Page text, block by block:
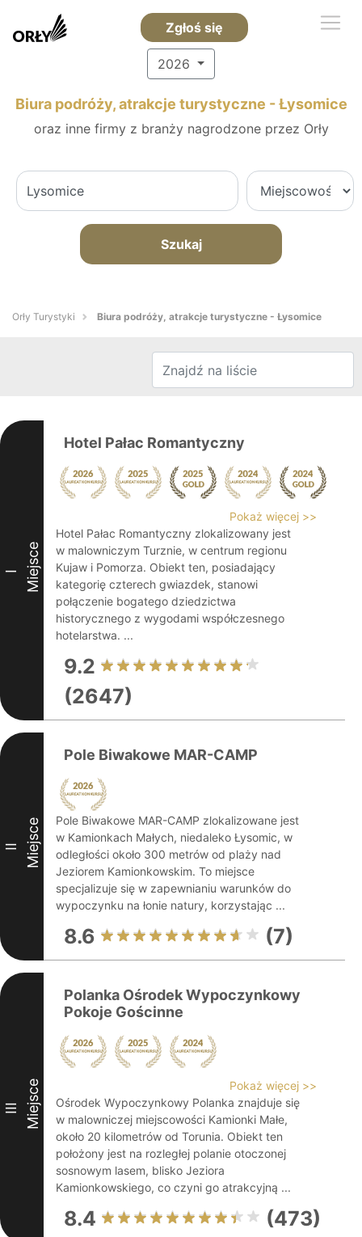
Zgłoś się
2026
Biura podróży, atrakcje turystyczne - Łysomice
oraz inne firmy z branży nagrodzone przez Orły
Szukaj
Orły Turystyki Biura podróży, atrakcje turystyczne - Łysomice
I Miejsce
Hotel Pałac Romantyczny
Pokaż więcej >>
Hotel Pałac Romantyczny zlokalizowany jest
w malowniczym Turznie, w centrum regionu
Kujaw i Pomorza. Obiekt ten, posiadający
kategorię czterech gwiazdek, stanowi
połączenie bogatego dziedzictwa
historycznego z wygodami współczesnego
hotelarstwa. ...
9.2
(2647)
II Miejsce
Pole Biwakowe MAR-CAMP
Pole Biwakowe MAR-CAMP zlokalizowane jest
w Kamionkach Małych, niedaleko Łysomic, w
odległości około 300 metrów od plaży nad
Jeziorem Kamionkowskim. To miejsce
specjalizuje się w zapewnianiu warunków do
wypoczynku na łonie natury, korzystając ...
8.6 (7)
III Miejsce
Polanka Ośrodek Wypoczynkowy
Pokoje Gościnne
Pokaż więcej >>
Ośrodek Wypoczynkowy Polanka znajduje się
w malowniczej miejscowości Kamionki Małe,
około 20 kilometrów od Torunia. Obiekt ten
położony jest na rozległej polanie otoczonej
sosnowym lasem, blisko Jeziora
Kamionkowskiego, co czyni go atrakcyjną ...
8.4 (473)